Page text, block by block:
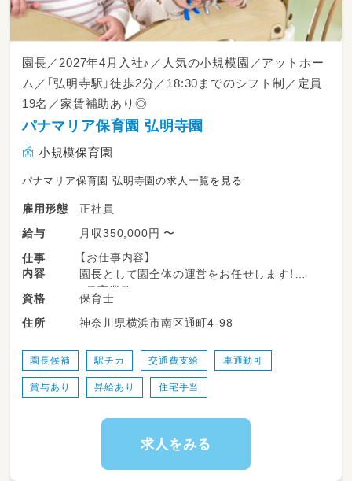
園長／2027年4月入社♪／人気の小規模園／アットホー
ム／「弘明寺駅」徒歩2分／18:30までのシフト制／定員
19名／家賃補助あり◎
パナマリア保育園 弘明寺園
小規模保育園
パナマリア保育園 弘明寺園の求人一覧を見る
雇用形態
正社員
給与
月収350,000円 〜
仕事
内容
【お仕事内容】
園長として園全体の運営をお任せします！
・保育業務
・職員の育成・マネジメント
・シフト管理
・行政対応
・園運営全般
職員を支える園長として活躍していただきま
資格
保育士
住所
神奈川県横浜市南区通町4-98
園長候補 駅チカ 交通費支給 車通勤可
賞与あり 昇給あり 住宅手当
求人をみる